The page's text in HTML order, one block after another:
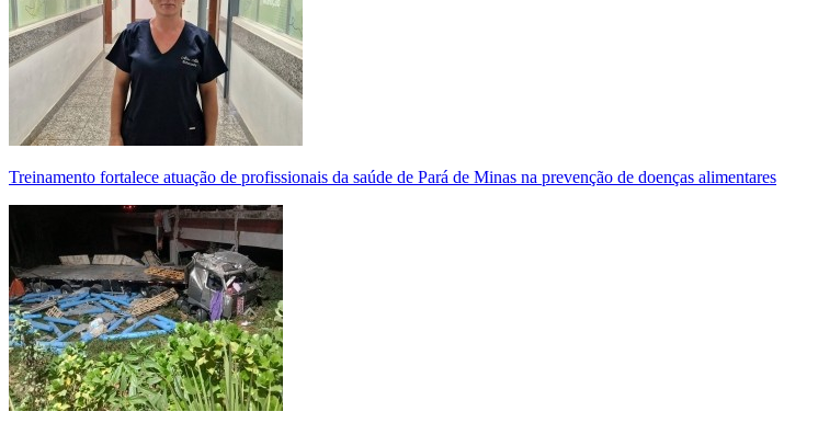
Treinamento fortalece atuação de profissionais da saúde de Pará de Minas na prevenção de doenças alimentares